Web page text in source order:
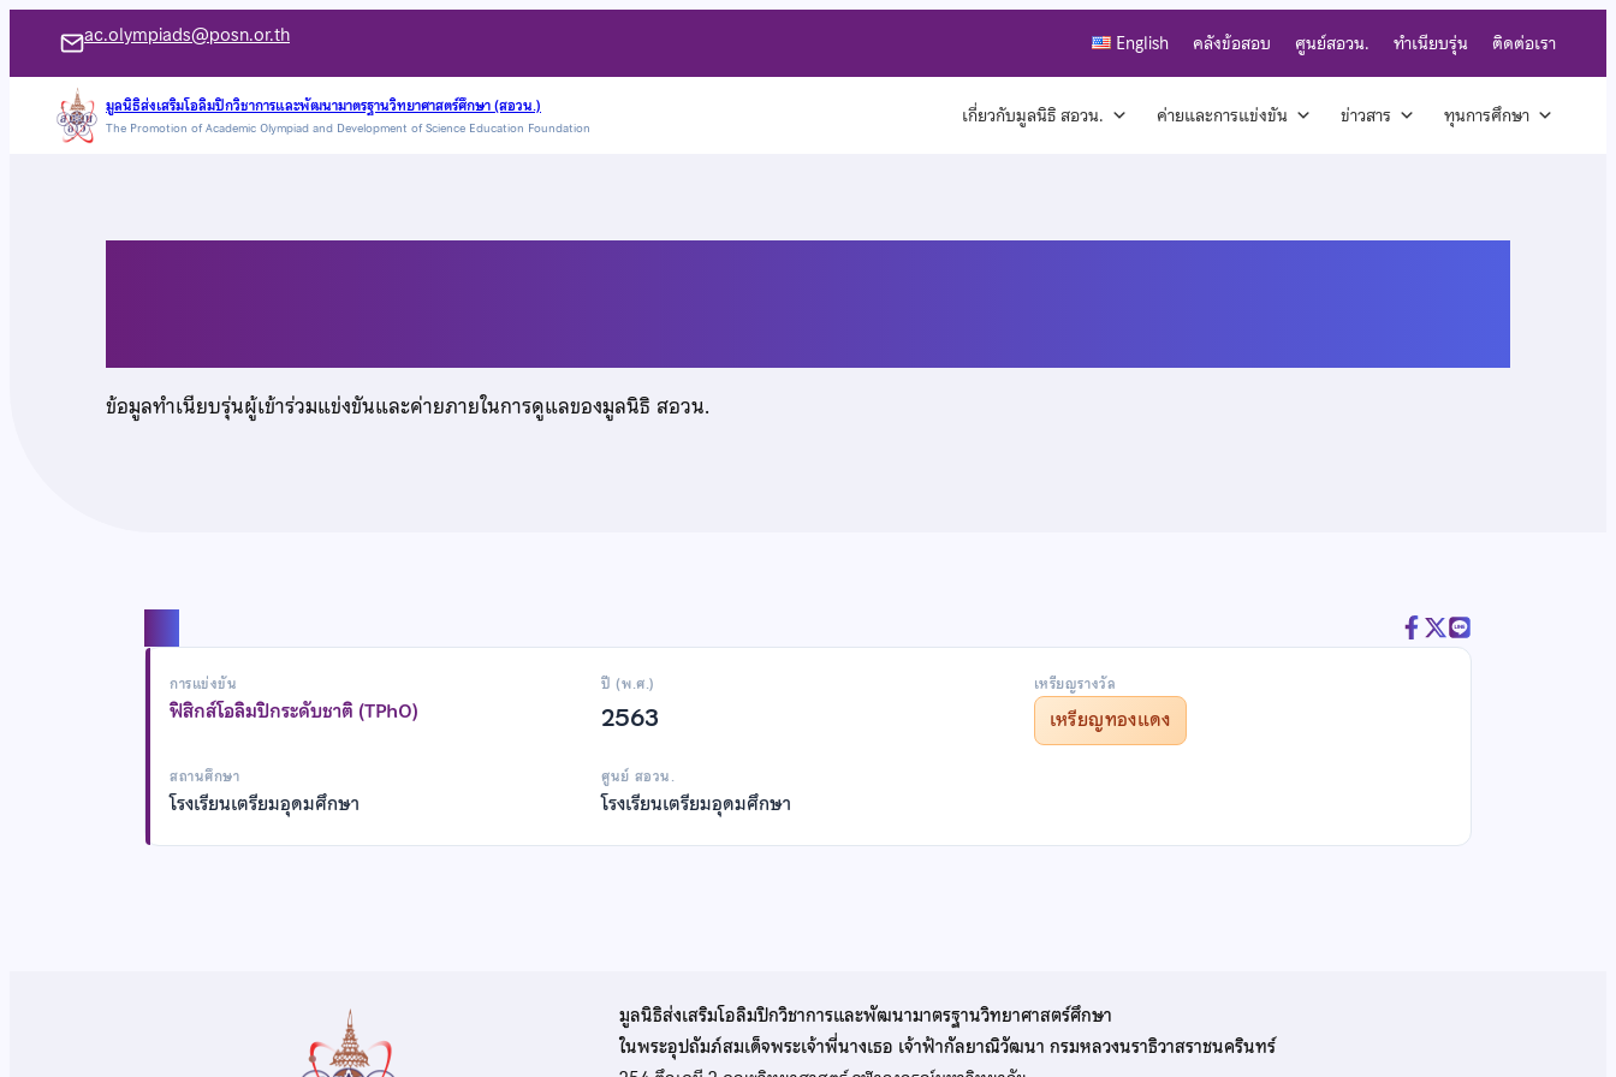
เนื้อหา
ac.olympiads@posn.or.th English คลังข้อสอบ ศูนย์สอวน. ทำเนียบรุ่น ติดต่อเรา
มูลนิธิส่งเสริมโอลิมปิกวิชาการและพัฒนามาตรฐานวิทยาศาสตร์ศึกษา (สอวน.)
The Promotion of Academic Olympiad and Development of Science Education Foundation เกี่ยวกับมูลนิธิ สอวน. ค่ายและการแข่งขัน ข่าวสาร ทุนการศึกษา
ข้อมูลทำเนียบรุ่นผู้เข้าร่วมแข่งขันและค่ายภายในการดูแลของมูลนิธิ สอวน.
การแข่งขัน
ฟิสิกส์โอลิมปิกระดับชาติ (TPhO)
ปี (พ.ศ.)
2563
เหรียญรางวัล
เหรียญทองแดง
สถานศึกษา
โรงเรียนเตรียมอุดมศึกษา
ศูนย์ สอวน.
โรงเรียนเตรียมอุดมศึกษา
มูลนิธิส่งเสริมโอลิมปิกวิชาการและพัฒนามาตรฐานวิทยาศาสตร์ศึกษา
ในพระอุปถัมภ์สมเด็จพระเจ้าพี่นางเธอ เจ้าฟ้ากัลยาณิวัฒนา กรมหลวงนราธิวาสราชนครินทร์